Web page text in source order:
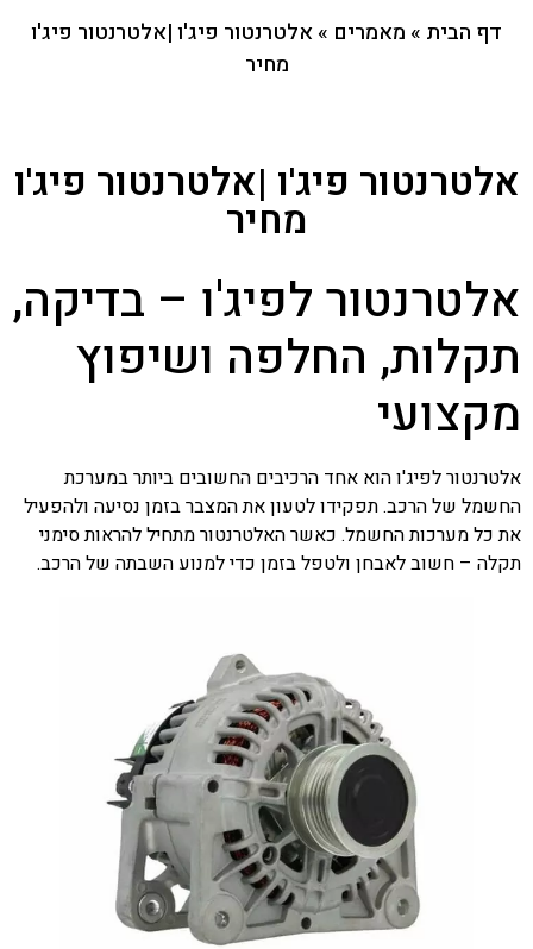
דף הבית » מאמרים »אלטרנטור פיג'ו |אלטרנטור פיג'ו
מחיר
אלטרנטור פיג'ו |אלטרנטור פיג'ו
מחיר
אלטרנטור לפיג'ו – בדיקה,
תקלות, החלפה ושיפוץ
מקצועי
אלטרנטור לפיג'ו הוא אחד הרכיבים החשובים ביותר במערכת
החשמל של הרכב. תפקידו לטעון את המצבר בזמן נסיעה ולהפעיל
את כל מערכות החשמל. כאשר האלטרנטור מתחיל להראות סימני
תקלה – חשוב לאבחן ולטפל בזמן כדי למנוע השבתה של הרכב.